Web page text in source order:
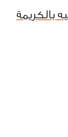
بالكريمة